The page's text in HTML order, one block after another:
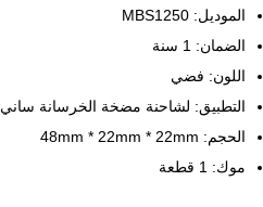
الموديل: MBS1250
الضمان: 1 سنة
اللون: فضي
التطبيق: لشاحنة مضخة الخرسانة ساني
الحجم: 48mm * 22mm * 22mm
موك: 1 قطعة